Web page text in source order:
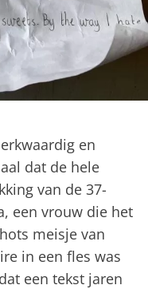
en
dat de hele
van de 37-
een vrouw die het
meisje van
in een fles was
een tekst jaren